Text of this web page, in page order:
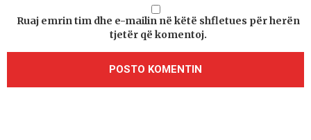
Ruaj emrin tim dhe e-mailin në këtë shfletues për herën
tjetër që komentoj.